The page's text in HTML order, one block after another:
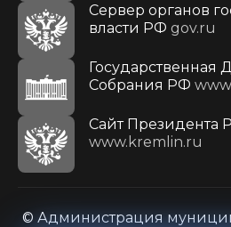
Сервер органов
власти РФ gov.ru
Государственная
Собрания РФ
Cайт Президента
www.kremlin.ru
© Администрация